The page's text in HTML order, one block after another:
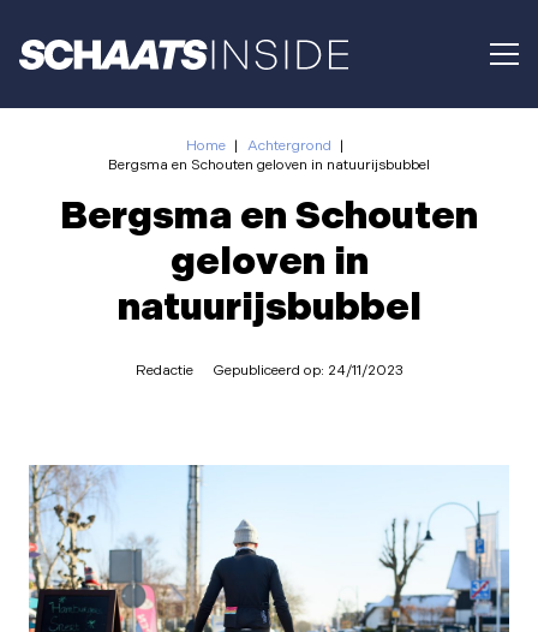
Home | Achtergrond |
Bergsma en Schouten geloven in natuurijsbubbel
Bergsma en Schouten
geloven in
natuurijsbubbel
Redactie Gepubliceerd op: 24/11/2023